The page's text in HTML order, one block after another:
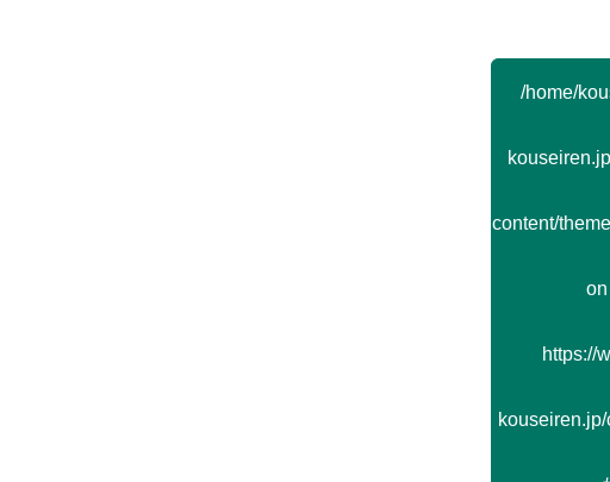
/home/
content/
https://